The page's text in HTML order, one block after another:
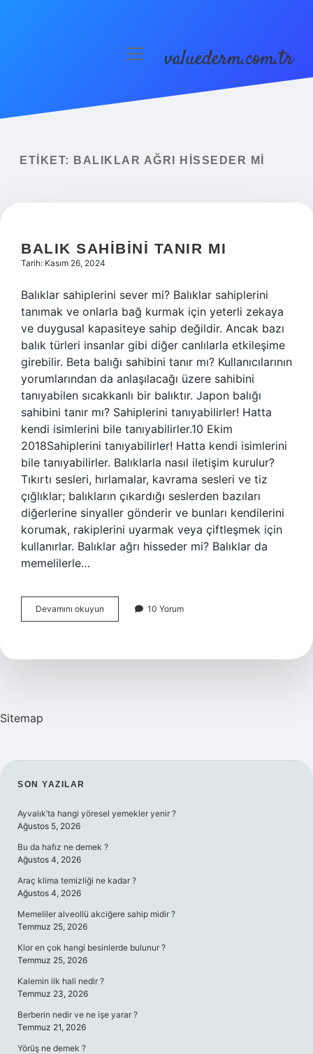
Yasal Uyarı
menüyüvaluederm.com.tr
ETIKET: BALIKLAR AĞRI HISSEDER MI
BALIK SAHIBINI TANIR MI
Tarih: Kasım 26, 2024
Balıklar sahiplerini sever mi? Balıklar sahiplerini
tanımak ve onlarla bağ kurmak için yeterli zekaya
ve duygusal kapasiteye sahip değildir. Ancak bazı
balık türleri insanlar gibi diğer canlılarla etkileşime
girebilir. Beta balığı sahibini tanır mı? Kullanıcılarının
yorumlarından da anlaşılacağı üzere sahibini
tanıyabilen sıcakkanlı bir balıktır. Japon balığı
sahibini tanır mı? Sahiplerini tanıyabilirler! Hatta
kendi isimlerini bile tanıyabilirler.10 Ekim
2018Sahiplerini tanıyabilirler! Hatta kendi isimlerini
bile tanıyabilirler. Balıklarla nasıl iletişim kurulur?
Tıkırtı sesleri, hırlamalar, kavrama sesleri ve tiz
çığlıklar; balıkların çıkardığı seslerden bazıları
diğerlerine sinyaller gönderir ve bunları kendilerini
korumak, rakiplerini uyarmak veya çiftleşmek için
kullanırlar. Balıklar ağrı hisseder mi? Balıklar da
memelilerle…
Devamını okuyun
Sahibini
10 Yorum
Sitemap
SIDEBAR
SON YAZILAR
Ayvalık’ta hangi yöresel yemekler yenir ?
Ağustos 5, 2026
Bu da hafız ne demek ?
Ağustos 4, 2026
Araç klima temizliği ne kadar ?
Ağustos 4, 2026
Memeliler alveollü akciğere sahip midir ?
Temmuz 25, 2026
Klor en çok hangi besinlerde bulunur ?
Temmuz 25, 2026
Kalemin ilk hali nedir ?
Temmuz 23, 2026
Berberin nedir ve ne işe yarar ?
Temmuz 21, 2026
Yörüş ne demek ?